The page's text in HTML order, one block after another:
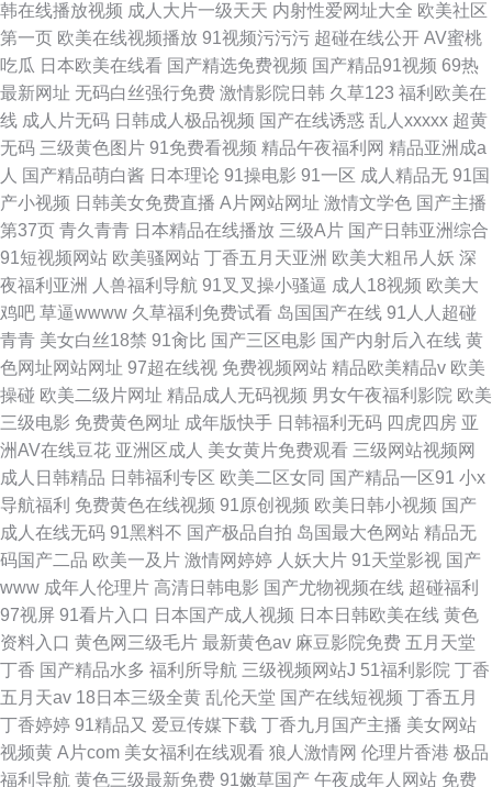
韩在线播放视频 成人大片一级天天 内射性爱网址大全 欧美社区
第一页 欧美在线视频播放 91视频污污污 超碰在线公开 AV蜜桃
吃瓜 日本欧美在线看 国产精选免费视频 国产精品91视频 69热
最新网址 无码白丝强行免费 激情影院日韩 久草123 福利欧美在
线 成人片无码 日韩成人极品视频 国产在线诱惑 乱人xxxxx 超黄
无码 三级黄色图片 91免费看视频 精品午夜福利网 精品亚洲成a
人 国产精品萌白酱 日本理论 91操电影 91一区 成人精品无 91国
产小视频 日韩美女免费直播 A片网站网址 激情文学色 国产主播
第37页 青久青青 日本精品在线播放 三级A片 国产日韩亚洲综合
91短视频网站 欧美骚网站 丁香五月天亚洲 欧美大粗吊人妖 深
夜福利亚洲
人兽福利导航 91叉叉操小骚逼 成人18视频 欧美大
鸡吧 草逼wwww 久草福利免费试看 岛国国产在线 91人人超碰
青青 美女白丝18禁 91肏比 国产三区电影 国产内射后入在线 黄
色网址网站网址 97超在线视 免费视频网站 精品欧美精品v 欧美
操碰 欧美二级片网址 精品成人无码视频 男女午夜福利影院 欧美
三级电影 免费黄色网址 成年版快手 日韩福利无码 四虎四房 亚
洲AV在线豆花 亚洲区成人 美女黄片免费观看 三级网站视频网
成人日韩精品 日韩福利专区 欧美二区女同 国产精品一区91 小x
导航福利 免费黄色在线视频 91原创视频 欧美日韩小视频 国产
成人在线无码 91黑料不 国产极品自拍 岛国最大色网站 精品无
码国产二品 欧美一及片 激情网婷婷 人妖大片 91天堂影视 国产
www 成年人伦理片 高清日韩电影 国产尤物视频在线 超碰福利
97视屏 91看片入口 日本国产成人视频 日本日韩欧美在线 黄色
资料入口 黄色网三级毛片 最新黄色av 麻豆影院免费 五月天堂
丁香 国产精品水多 福利所导航 三级视频网站J 51福利影院 丁香
五月天av 18日本三级全黄 乱伦天堂 国产在线短视频 丁香五月
丁香婷婷 91精品又 爱豆传媒下载 丁香九月国产主播 美女网站
视频黄 A片com 美女福利在线观看 狼人激情网 伦理片香港 极品
福利导航 黄色三级最新免费 91嫩草国产 午夜成年人网站 免费